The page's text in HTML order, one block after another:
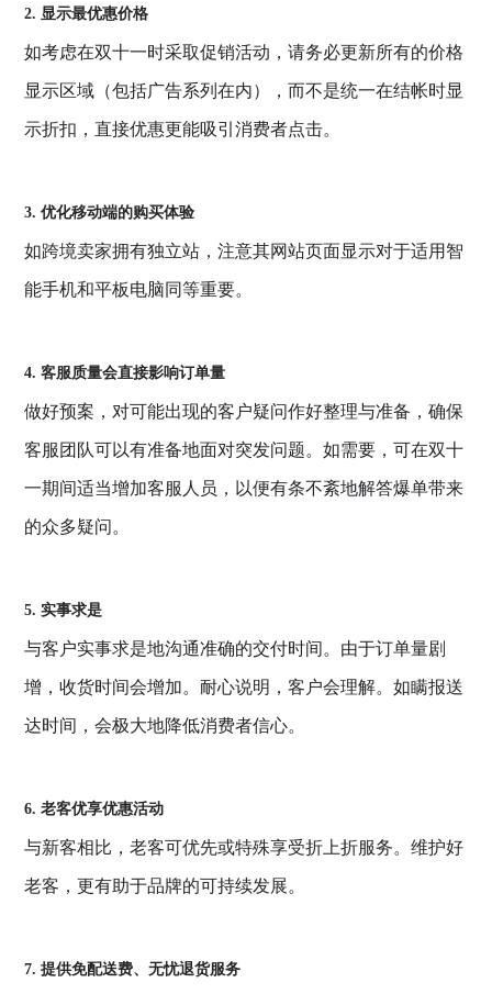
2. 显示最优惠价格
如考虑在双十一时采取促销活动，请务必更新所有的价格
显示区域（包括广告系列在内），而不是统一在结帐时显
示折扣，直接优惠更能吸引消费者点击。
3. 优化移动端的购买体验
如跨境卖家拥有独立站，注意其网站页面显示对于适用智
能手机和平板电脑同等重要。
4. 客服质量会直接影响订单量
做好预案，对可能出现的客户疑问作好整理与准备，确保
客服团队可以有准备地面对突发问题。如需要，可在双十
一期间适当增加客服人员，以便有条不紊地解答爆单带来
的众多疑问。
5. 实事求是
与客户实事求是地沟通准确的交付时间。由于订单量剧
增，收货时间会增加。耐心说明，客户会理解。如瞒报送
达时间，会极大地降低消费者信心。
6. 老客优享优惠活动
与新客相比，老客可优先或特殊享受折上折服务。维护好
老客，更有助于品牌的可持续发展。
7. 提供免配送费、无忧退货服务